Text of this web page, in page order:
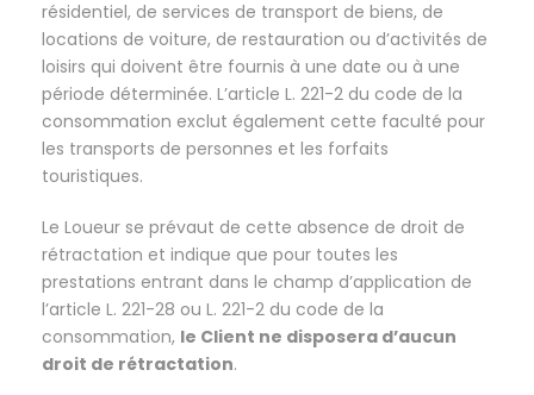
résidentiel, de services de transport de biens, de
locations de voiture, de restauration ou d’activités de
loisirs qui doivent être fournis à une date ou à une
période déterminée. L’article L. 221-2 du code de la
consommation exclut également cette faculté pour
les transports de personnes et les forfaits
touristiques.
Le Loueur se prévaut de cette absence de droit de
rétractation et indique que pour toutes les
prestations entrant dans le champ d’application de
l’article L. 221-28 ou L. 221-2 du code de la
consommation, le Client ne disposera d’aucun
droit de rétractation.